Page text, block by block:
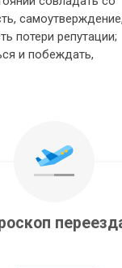
самоутверждение,
потери репутации;
и побеждать,